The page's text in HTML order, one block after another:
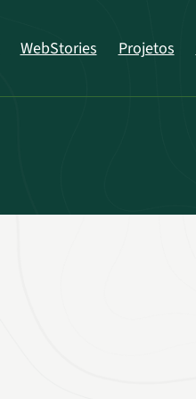
WebStories Projetos